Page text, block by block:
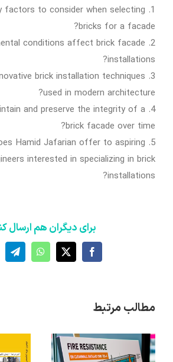
factors to consider when selecting
bricks for a facade?
conditions affect brick facade
installations?
brick installation techniques
used in modern architecture?
and preserve the integrity of a
brick facade over time?
Hamid Jafarian offer to aspiring
interested in specializing in brick
installations?
برای دیگران هم ارسال
Facebook
X
WhatsApp
مطالب مرتبط